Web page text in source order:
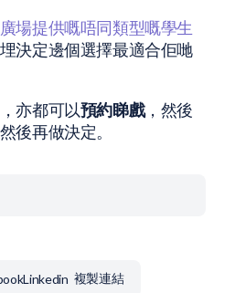
場提供嘅唔同類型嘅學生
決定邊個選擇最適合佢哋
亦都可以預約睇戲，然後
後再做決定。
Linkedin